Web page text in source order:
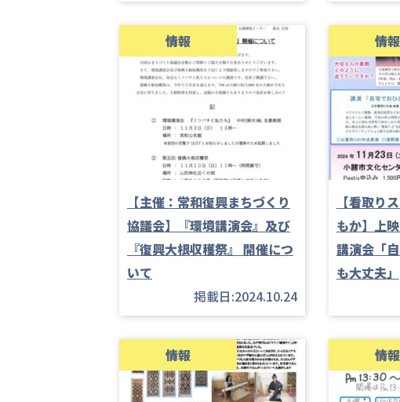
情報
【主催：常和復興まちづくり
協議会】『環境講演会』及び
『復興大根収穫祭』 開催につ
いて
掲載日:2024.10.24
情報
【看取り
もか】上
講演会「
も大丈夫」
情報 情報